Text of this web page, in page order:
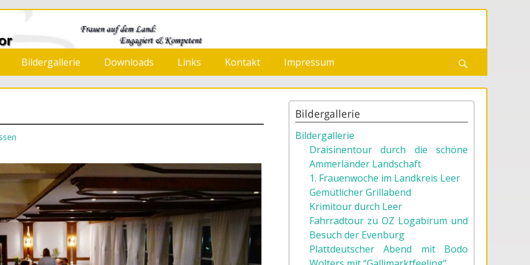
Bildergallerie Downloads Links Kontakt Impressum
Bildergallerie
Bildergallerie
Draisinentour durch die schöne
Ammerländer Landschaft
1. Frauenwoche im Landkreis Leer
Gemütlicher Grillabend
Krimitour durch Leer
Fahrradtour zu OZ Logabirum und
Besuch der Evenburg
Plattdeutscher Abend mit Bodo